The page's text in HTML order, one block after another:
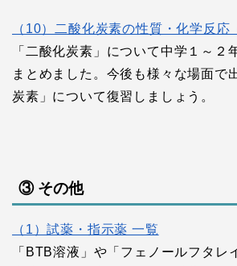
（10）二酸化炭素の性質・化学反応
「二酸化炭素」について中学１～２
まとめました。今後も様々な場面で
炭素」について復習しましょう。
③ その他
（1）試薬・指示薬 一覧
「BTB溶液」や「フェノールフタレ